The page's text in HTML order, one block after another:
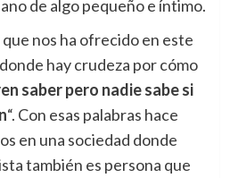
de algo pequeño e íntimo.
que nos ha ofrecido en este
hay crudeza por cómo
saber pero nadie sabe si
“. Con esas palabras hace
en una sociedad donde
también es persona que